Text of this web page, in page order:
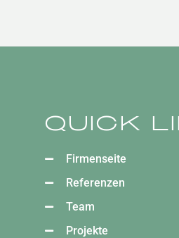
Quick
Firmenseite
Referenzen
Team
Projekte